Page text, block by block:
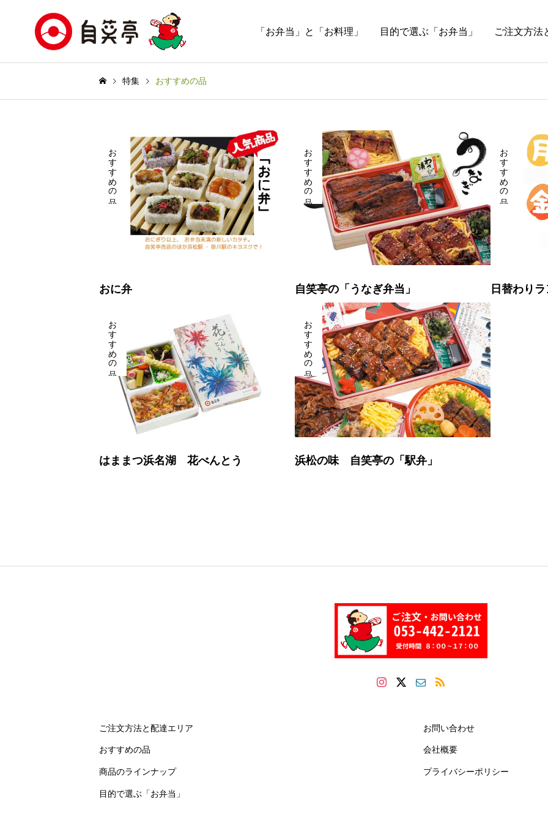
「お弁当」と「お料理」 目的で選ぶ「お弁当」 ご注文方法
特集 おすすめの品
おに弁
おすすめの品
自笑亭の「うなぎ弁当」
おすすめの品
日替わり
おすすめの品
はままつ浜名湖 花べんとう
おすすめの品
浜松の味 自笑亭の「駅弁」
おすすめの品
ご注文方法と配達エリア
おすすめの品
商品のラインナップ
目的で選ぶ「お弁当」
お問い合わせ
会社概要
プライバシーポリシー